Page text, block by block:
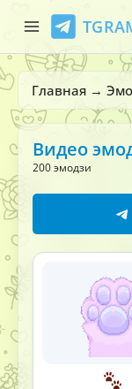
Главная
Стикеры
Эмодзи
Боты
Главная →
Видео
200 эмодзи